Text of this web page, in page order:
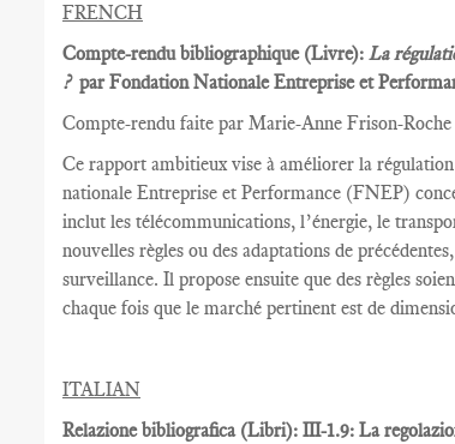
FRENCH
Compte-rendu bibliographique (Livre): La
? par Fondation Nationale Entreprise et
Compte-rendu faite par Marie-Anne Frison-Roche
Ce rapport ambitieux vise à améliorer la
nationale Entreprise et Performance (FNEP)
inclut les télécommunications, l’énergie, le
nouvelles règles ou des adaptations de précédentes
surveillance. Il propose ensuite que des règles
chaque fois que le marché pertinent est de
ITALIAN
Relazione bibliografica (Libri): III-1.9: La